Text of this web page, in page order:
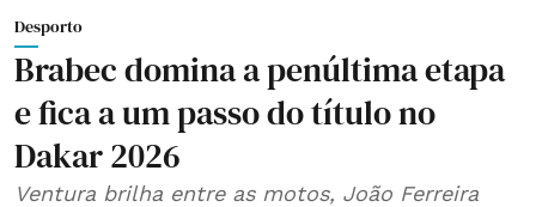
Desporto
Brabec domina a penúltima etapa
e fica a um passo do título no
Dakar 2026
Ventura brilha entre as motos, João Ferreira